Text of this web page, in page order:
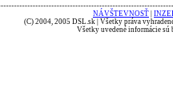
NÁVŠTEVNOSŤ
(C) 2004, 2005 DSL.sk | Všetky práva
Všetky uvedené informácie sú